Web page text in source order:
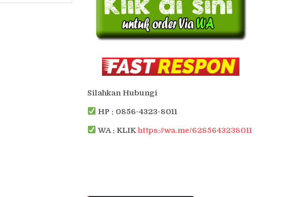
Silahkan Hubungi
HP : 0856-4323-8011
WA : KLIKhttps://wa.me/6285643238011